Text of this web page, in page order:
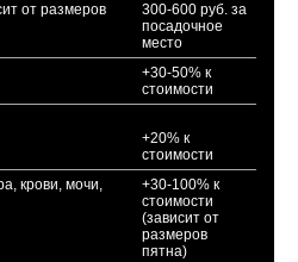
от размеров
300-600 руб. за
посадочное
место
+30-50% к
стоимости
+20% к
стоимости
крови, мочи,
+30-100% к
стоимости
(зависит от
размеров
пятна)